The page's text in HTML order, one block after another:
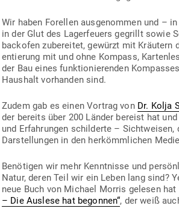
Wir haben Forellen aus­ge­nommen und –
in der Glut des Lager­feuers gegrillt sowie
backofen zube­reitet, gewürzt mit Kräutern
en­tierung mit und ohne Kompass,
der Bau eines funk­tio­nie­renden
Haushalt vor­handen sind.
Zudem gab es einen Vortrag von Dr. Kolja
der bereits über 200 Länder bereist hat
und Erfah­rungen schil­derte –
Dar­stel­lungen in den her­kömm­lichen
Benö­tigen wir mehr Kennt­nisse und
Natur, deren Teil wir ein Leben lang sind?
neue Buch von Michael Morris gelesen hat
– Die Auslese hat begonnen“, der weiß